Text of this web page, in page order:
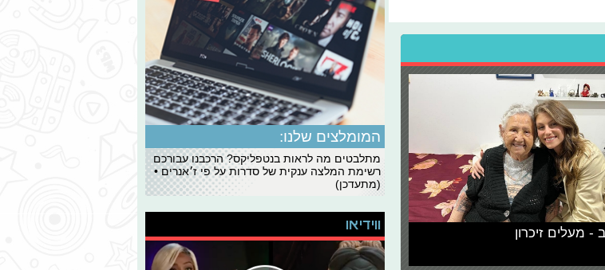
- מעלים זיכרון
המומלצים שלנו:
מתלבטים מה לראות בנטפליקס? הרכבנו עבורכם
רשימת המלצה ענקית של סדרות על פי ז׳אנרים •
(מתעדכן)
ווידיאו